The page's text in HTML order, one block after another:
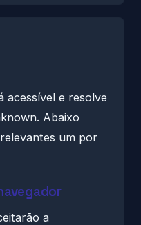
acessível e resolve
Abaixo
um por
a